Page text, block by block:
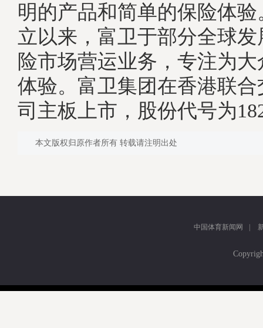
明的产品和简单的保险体验
立以来，富卫于部分全球
险市场营运业务，专注为
体验。富卫集团在香港联
司主板上市，股份代号为
本文版权归原作者所有 转载请注明出处
中国体育新闻网 |